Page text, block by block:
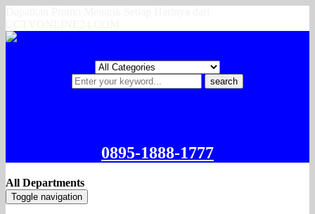
search
0895-1888-1777
All Departments
Toggle navigation